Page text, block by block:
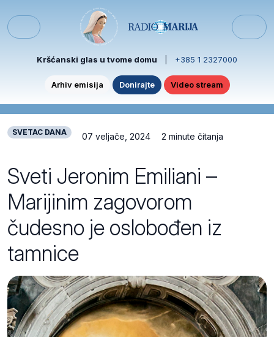
Menu
Kršćanski glas u tvome domu +385 1 2327000
Arhiv emisija Donirajte Video stream
SVETAC DANA 07 veljače, 2024 2 minute čitanja
Sveti Jeronim Emiliani –
Marijinim zagovorom
čudesno je oslobođen iz
tamnice